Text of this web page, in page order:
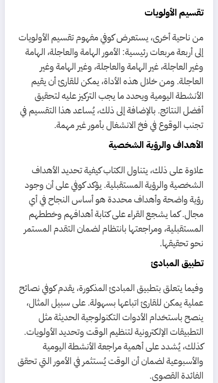
تقسيم الأولويات
من ناحية أخرى، يستعرض كوفي مفهوم تقسيم الأولويات
إلى أربعة مربعات رئيسية: الأمور الهامة والعاجلة، الهامة
وغير العاجلة، غير الهامة والعاجلة، وغير الهامة وغير
العاجلة. ومن خلال هذه الأداة، يمكن للقارئ أن يقيم
الأنشطة اليومية ويحدد ما يجب التركيز عليه لتحقيق
أفضل النتائج. بالإضافة إلى ذلك، يُساعد هذا التقسيم في
تجنب الوقوع في فخ الانشغال بأمور غير مهمة.
الأهداف والرؤية الشخصية
علاوة على ذلك، يتناول الكتاب كيفية تحديد الأهداف
الشخصية والرؤية المستقبلية. يؤكد كوفي على أن وجود
رؤية واضحة وأهداف محددة هو أساس النجاح في أي
مجال. كما يشجع القراء على كتابة أهدافهم وخططهم
المستقبلية، ومراجعتها بانتظام لضمان التقدم المستمر
نحو تحقيقها.
تطبيق المبادئ
وفيما يتعلق بتطبيق المبادئ المذكورة، يقدم كوفي نصائح
عملية يمكن للقارئ اتباعها بسهولة. على سبيل المثال،
ينصح باستخدام الأدوات التكنولوجية الحديثة مثل
التطبيقات الإلكترونية لتنظيم الوقت وتحديد الأولويات.
كذلك، يُشدد على أهمية مراجعة الأنشطة اليومية
والأسبوعية لضمان أن الوقت يُستثمر في الأمور التي تحقق
الفائدة القصوى.